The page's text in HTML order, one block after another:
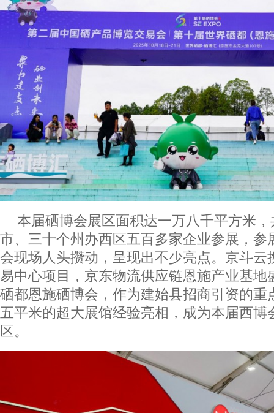
本届硒博会展区面积达一万八千平方米
市、三十个州办西区五百多家企业参展，参
会现场人头攒动，呈现出不少亮点。京斗云
易中心项目，京东物流供应链恩施产业基地
硒都恩施硒博会，作为建始县招商引资的重
五平米的超大展馆经验亮相，成为本届西博
区。